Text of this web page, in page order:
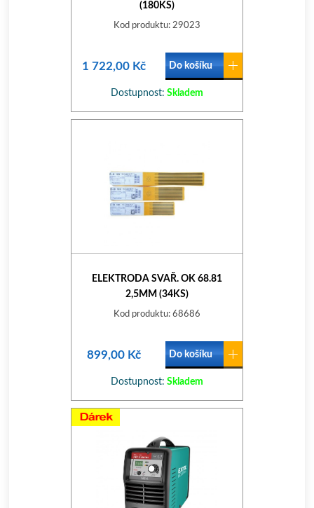
(180KS)
Kod produktu: 29023
1 722,00 Kč Do košíku
Dostupnost: Skladem
ELEKTRODA SVAŘ. OK 68.81
2,5MM (34KS)
Kod produktu: 68686
899,00 Kč Do košíku
Dostupnost: Skladem